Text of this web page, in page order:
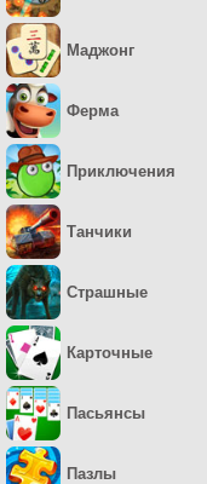
Маджонг
Ферма
Приключения
Танчики
Страшные
Карточные
Пасьянсы
Пазлы